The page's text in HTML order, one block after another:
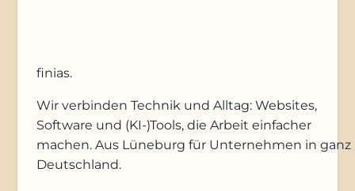
finias.
Wir verbinden Technik und Alltag: Websites,
Software und (KI-)Tools, die Arbeit einfacher
machen. Aus Lüneburg für Unternehmen in ganz
Deutschland.